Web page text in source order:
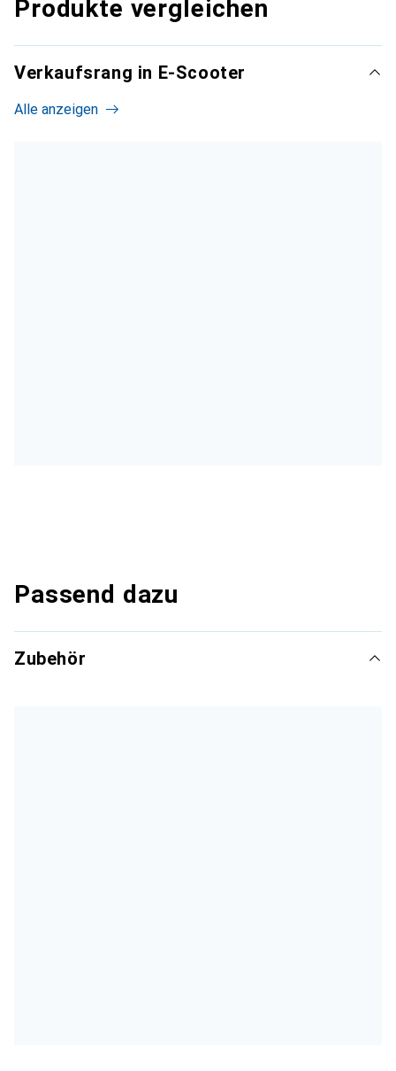
Produkte vergleichen
Verkaufsrang in E-Scooter
Alle anzeigen
Passend dazu
Zubehör